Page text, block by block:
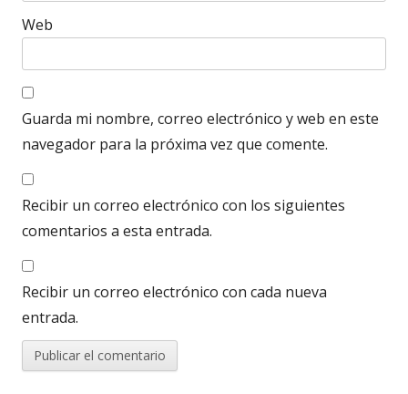
Web
Guarda mi nombre, correo electrónico y web en este
navegador para la próxima vez que comente.
Recibir un correo electrónico con los siguientes
comentarios a esta entrada.
Recibir un correo electrónico con cada nueva
entrada.